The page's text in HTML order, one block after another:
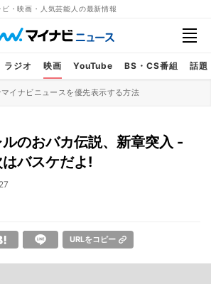
ビ・映画・人気芸能人の最新情報
ラジオ 映画 YouTube BS・CS番組 話題
イナビニュースを優先表示する方法
のおバカ伝説、新章突入 -
バスケだよ!
URLをコピー